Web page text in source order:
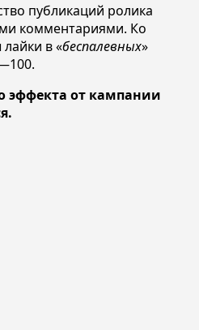
публикаций ролика
комментариями. Ко
в «беспалевных»
эффекта от кампании